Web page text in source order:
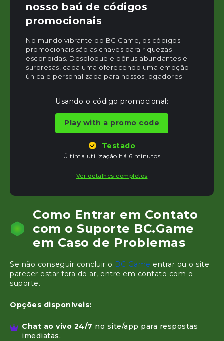
nosso baú de códigos
promocionais
No mundo vibrante do BC.Game, os códigos
promocionais são as chaves para riquezas
escondidas. Desbloqueie bônus abundantes e
surpresas, cada uma oferecendo uma emoção
única e personalizada para nossos jogadores.
Usando o código promocional:
Play with a promo code
Testado
Última utilização há 6 minutos
Ver detalhes completos
Como Entrar em Contato
com o Suporte BC.Game
em Caso de Problemas
Se não conseguir concluir o BC Game entrar ou o site
parecer estar fora do ar, entre em contato com o
suporte.
Opções disponíveis:
Chat ao vivo 24/7 no site/app para respostas
imediatas.